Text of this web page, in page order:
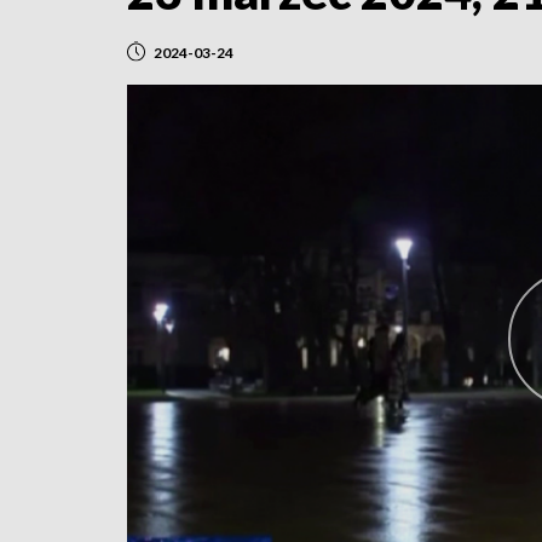
2024-03-24